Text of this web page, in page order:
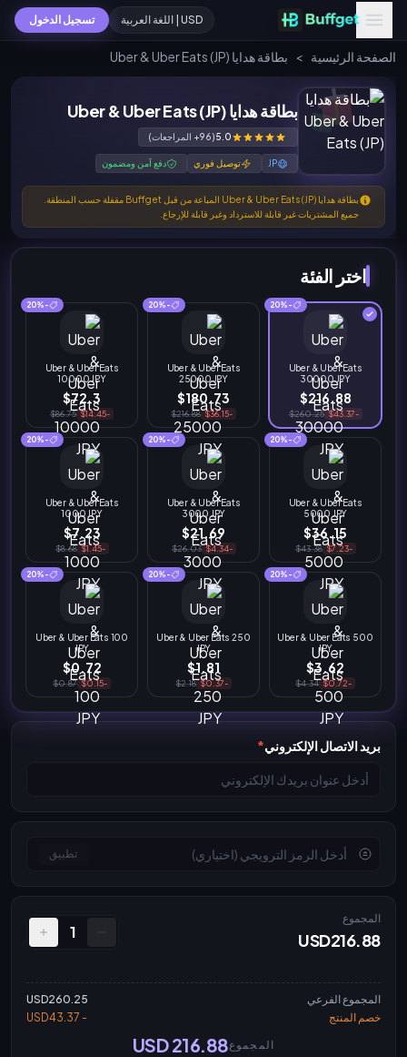
USD | اللغة العربية تسجيل الدخول
الصفحة الرئيسية > بطاقة هدايا Uber & Uber Eats (JP)
بطاقة هدايا Uber & Uber Eats (JP)
5.0(96+ المراجعات)
JP توصيل فوري دفع آمن ومضمون
بطاقة هدايا Uber & Uber Eats (JP) المباعة من قبل Buffget مقفلة حسب المنطقة.
جميع المشتريات غير قابلة للاسترداد وغير قابلة للإرجاع.
اختر الفئة
-20%
Uber & Uber Eats
30000 JPY
$216.88
-$43.37
$260.25
-20%
Uber & Uber Eats
25000 JPY
$180.73
-$36.15
$216.88
-20%
Uber & Uber Eats
10000 JPY
$72.3
-$14.45
$86.75
-20%
Uber & Uber Eats
5000 JPY
$36.15
-$7.23
$43.38
-20%
Uber & Uber Eats
3000 JPY
$21.69
-$4.34
$26.03
-20%
Uber & Uber Eats
1000 JPY
$7.23
-$1.45
$8.68
-20%
Uber & Uber Eats 500
JPY
$3.62
-$0.72
$4.34
-20%
Uber & Uber Eats 250
JPY
$1.81
-$0.37
$2.18
-20%
Uber & Uber Eats 100
JPY
$0.72
-$0.15
$0.87
بريد الاتصال الإلكتروني*
تطبيق
المجموع
USD216.88
1
المجموع الفرعي
USD260.25
خصم المنتج
- USD43.37
المجموعUSD 216.88